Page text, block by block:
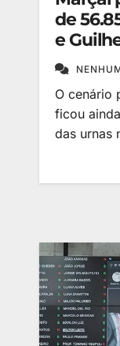
de
e
o 2º
O cenário
ficou
das urnas